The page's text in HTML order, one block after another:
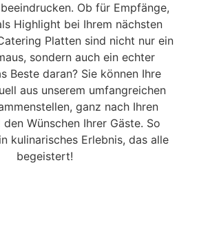
Ob für Empfänge,
Highlight bei Ihrem nächsten
Platten sind nicht nur ein
sondern auch ein echter
Beste daran? Sie können Ihre
aus unserem umfangreichen
ganz nach Ihren
Wünschen Ihrer Gäste. So
kulinarisches Erlebnis, das alle
begeistert!